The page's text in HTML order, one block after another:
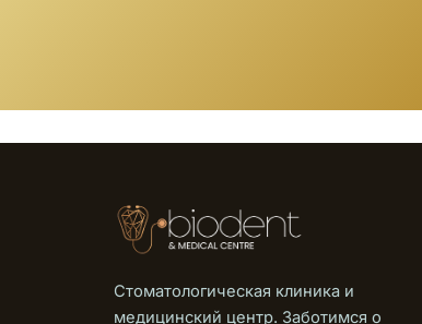
Стоматологическая клиника и
медицинский центр. Заботимся о